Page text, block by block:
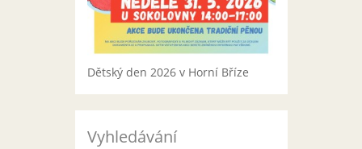
Dětský den 2026 v Horní Bříze
Vyhledávání